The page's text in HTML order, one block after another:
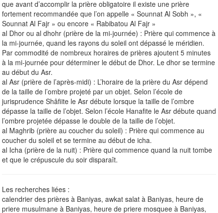
que avant d’accomplir la prière obligatoire il existe une prière
fortement recommandée que l’on appelle « Sounnat Al Sobh », «
Sounnat Al Fajr » ou encore « Rabibatou Al Fajr »
al Dhor ou al dhohr (prière de la mi-journée) : Prière qui commence à
la mi-journée, quand les rayons du soleil ont dépassé le méridien.
Par commodité de nombreux horaires de prières ajoutent 5 minutes
à la mi-journée pour déterminer le début de Dhor. Le dhor se termine
au début du Asr.
al Asr (prière de l’après-midi) : L’horaire de la prière du Asr dépend
de la taille de l’ombre projeté par un objet. Selon l’école de
jurisprudence Shâfiite le Asr débute lorsque la taille de l’ombre
dépasse la taille de l’objet. Selon l’école Hanafite le Asr débute quand
l’ombre projetée dépasse le double de la taille de l’objet.
al Maghrib (prière au coucher du soleil) : Prière qui commence au
coucher du soleil et se termine au début de icha.
al Icha (prière de la nuit) : Prière qui commence quand la nuit tombe
et que le crépuscule du soir disparaît.
Les recherches liées :
calendrier des prières à Baniyas, awkat salat à Baniyas, heure de
priere musulmane à Baniyas, heure de priere mosquee à Baniyas,